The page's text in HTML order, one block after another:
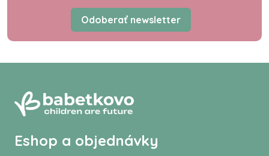
Odoberať newsletter
Eshop a objednávky